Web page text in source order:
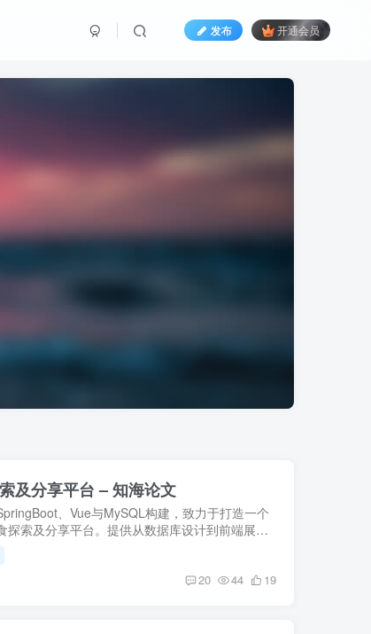
发布 开通会员
及分享平台 – 知海论文
、Vue与MySQL构建，致力于打造一个
探索及分享平台。提供从数据库设计到前端展示
食分享感...
20 44 19